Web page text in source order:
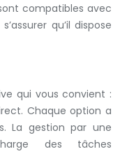
compatibles avec
qu’il dispose
qui vous convient :
Chaque option a
La gestion par une
des tâches